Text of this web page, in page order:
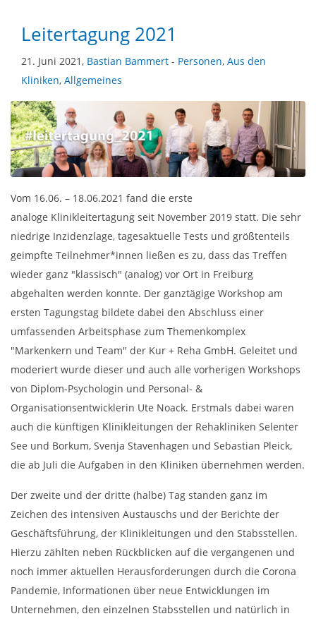
Leitertagung 2021
21. Juni 2021, Bastian Bammert - Personen, Aus den
Kliniken, Allgemeines
Vom 16.06. – 18.06.2021 fand die erste
analoge Klinikleitertagung seit November 2019 statt. Die sehr
niedrige Inzidenzlage, tagesaktuelle Tests und größtenteils
geimpfte Teilnehmer*innen ließen es zu, dass das Treffen
wieder ganz "klassisch" (analog) vor Ort in Freiburg
abgehalten werden konnte. Der ganztägige Workshop am
ersten Tagungstag bildete dabei den Abschluss einer
umfassenden Arbeitsphase zum Themenkomplex
"Markenkern und Team" der Kur + Reha GmbH. Geleitet und
moderiert wurde dieser und auch alle vorherigen Workshops
von Diplom-Psychologin und Personal- &
Organisationsentwicklerin Ute Noack. Erstmals dabei waren
auch die künftigen Klinikleitungen der Rehakliniken Selenter
See und Borkum, Svenja Stavenhagen und Sebastian Pleick,
die ab Juli die Aufgaben in den Kliniken übernehmen werden.
Der zweite und der dritte (halbe) Tag standen ganz im
Zeichen des intensiven Austauschs und der Berichte der
Geschäftsführung, der Klinikleitungen und den Stabsstellen.
Hierzu zählten neben Rückblicken auf die vergangenen und
noch immer aktuellen Herausforderungen durch die Corona
Pandemie, Informationen über neue Entwicklungen im
Unternehmen, den einzelnen Stabsstellen und natürlich in